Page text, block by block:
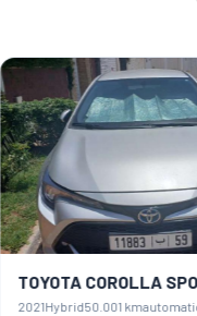
TOYOTA COROLLA SPORT
2021Hybrid50.001 kmautomatique